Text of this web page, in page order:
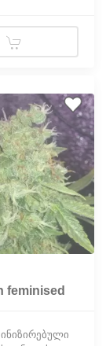
სრულიად
ამის
წლების
feminised